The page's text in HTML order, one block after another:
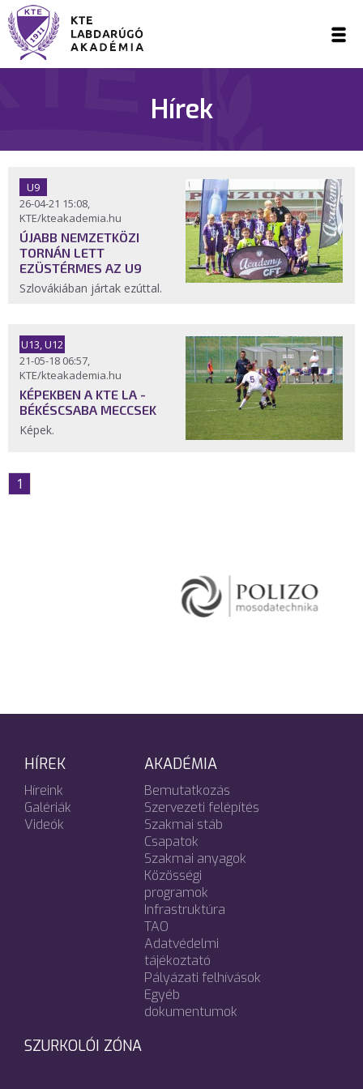
Hírek
U9
26-04-21 15:08,
KTE/kteakademia.hu
ÚJABB NEMZETKÖZI
TORNÁN LETT
EZÜSTÉRMES AZ U9
Szlovákiában jártak ezúttal.
U13, U12
21-05-18 06:57,
KTE/kteakademia.hu
KÉPEKBEN A KTE LA -
BÉKÉSCSABA MECCSEK
Képek.
1
HÍREK
Híreink
Galériák
Videók
AKADÉMIA
Bemutatkozás
Szervezeti felépítés
Szakmai stáb
Csapatok
Szakmai anyagok
Közösségi
programok
Infrastruktúra
TAO
Adatvédelmi
tájékoztató
Pályázati felhívások
Egyéb
dokumentumok
SZURKOLÓI ZÓNA